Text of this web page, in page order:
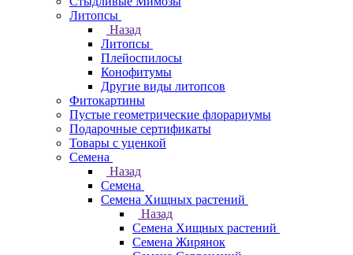
Литопсы
Назад
Литопсы
Плейоспилосы
Конофитумы
Другие виды литопсов
Фитокартины
Пустые геометрические флорариумы
Подарочные сертификаты
Товары с уценкой
Семена
Назад
Семена
Семена Хищных растений
Назад
Семена Хищных растений
Семена Жирянок